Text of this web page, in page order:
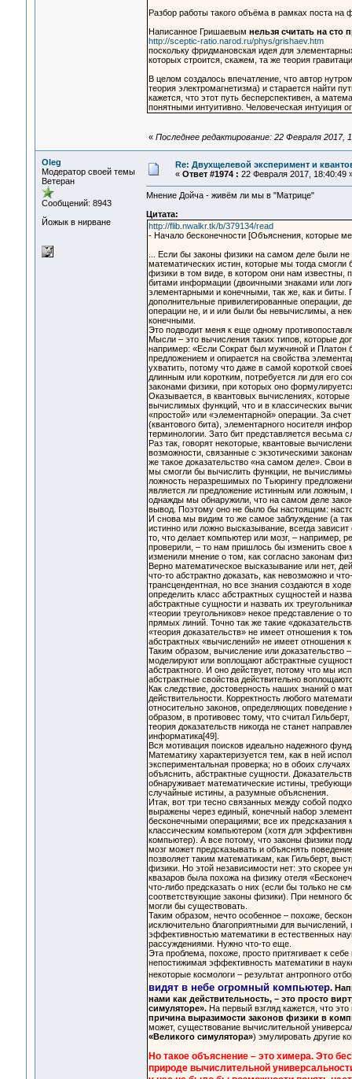
Разбор работы такого объёма в рамках поста на
Написанное Гришаевым нельзя считать на сто
http://sceptic-ratio.narod.ru/phys/grishaev.htm
поскольку фридмановская идея для
которых строится, скажем, та же теория
В целом создалось впечатление, что автор
теория электромагнетизма) и старается найти
кажется, что этот путь бесперспективен, а
понятными интуитивно. Человеческая интуиция
« Последнее редактирование: 22 Февраля 2017,
Oleg
Модератор своей темы
Ветеран
Сообщений: 8943
Йожык в нирване
Re: Двухщелевой эксперимент и
« Ответ #1974 : 22 Февраля 2017, 18:40:49
Мнение Дойча - живём ли мы в "Матрице"
Цитата:
http://flib.nwalkr.tk/b/379134/read
- Начало бесконечности [Объяснения, которые
... Если бы законы физики на самом деле были
математических истин, которые мы тогда смогли
физики в том виде, в котором они нам известны,
битами информации (двоичными знаками или
элементарными и конечными, так же, как и биты.
дополнительные привилегированные операции,
операции не, и и или были бы невычислимы, а
конечными.
Это подводит меня к еще одному
Мысли – это вычисления таких типов, которые
например: «Если Сократ был мужчиной и Платон
предложением и опирается на свойства
ухватить, потому что даже в самой короткой
длинным или коротким, потребуется ли для его
законами физики, при которых оно
Оказывается, в квантовых вычислениях,
вычислимых функций, что и в классических
«простой» или «элементарной» операции. За
(квантового бита), элементарного носителя
терминологии. Зато бит представляется весьма
Раз так, говорят некоторые, квантовые
возможности, связанные с экзотическими
же такое доказательство «на самом деле». Свои
мы смогли бы вычислить функции, не
ложность неразрешимых по Тьюрингу
является ли предложение истинным или ложным,
однажды мы обнаружили, что на самом деле
вывод. Поэтому оно не было бы настоящим:
И снова мы видим то же самое заблуждение (а
истинно или ложно высказывание, всегда
то, что делает компьютер или мозг, – например,
проверили, – то нам пришлось бы изменить
изменили мнение о том, как согласно законам
Верно математическое высказывание или нет,
что-то абстрактно доказать, как невозможно и
трансцендентная, но все знания создаются в
определить класс абстрактных сущностей и
абстрактные сущности и назвать их
«теории треугольников» некое представление о
прямых линий. Точно так же такие
«теория доказательств» не имеет отношения к
абстрактных «вычислений» не имеет отношения
Таким образом, вычисление или доказательство
моделируют или воплощают абстрактные
абстрактного. И оно действует, потому что мы
абстрактные свойства действительно
Как следствие, достоверность наших знаний о
действительности. Корректность любого
относительно законов, определяющих
образом, в противовес тому, что считал
теория доказательств никогда не станет
информатика[49].
Вся мотивация поисков идеально надежного
Математику характеризуется тем, как в ней
экспериментальная проверка; но в обоих
объяснить, абстрактные сущности.
обнаруживает математические истины,
случайные истины, а разумные объяснения.
Итак, вот три тесно связанных между собой
выражены через единый, конечный набор
бесконечными операциями; все их
классическим компьютером (хотя для
компьютер). А все потому, что законы физики
мозг может предсказывать и объяснять
позволяет таким математикам, как Гильберт,
физики. Но этой независимости нет: это скорее
квазаров была похожа на физику отеля
что-либо предсказать о них (если бы только не
соответствующие законы физики). При немного
могли бы существовать.
Таким образом, нечто особенное – похоже,
исключительно благоприятными для
эффективностью математики в естественных
рассуждениями. Нужно что-то еще.
Эта проблема, похоже, просто притягивает к
непостижимая эффективность математики в
некоторые космологи – результат антропного
видят в небе огромный компьютер.
нами как действительность, – это просто
симуляторе».На первый взгляд кажется, что
причина выразимости законов физики в
может, существование вычислительной
«Великого симулятора») эмулировать другие
Но такое объяснение – это химера. Это
природе вычислительной